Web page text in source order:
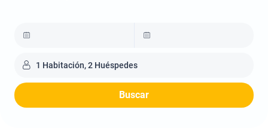
1 Habitación, 2 Huéspedes
Buscar